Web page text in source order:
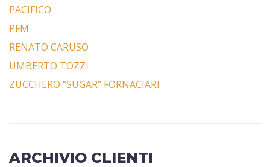
PACIFICO
PFM
RENATO CARUSO
UMBERTO TOZZI
ZUCCHERO “SUGAR” FORNACIARI
ARCHIVIO CLIENTI